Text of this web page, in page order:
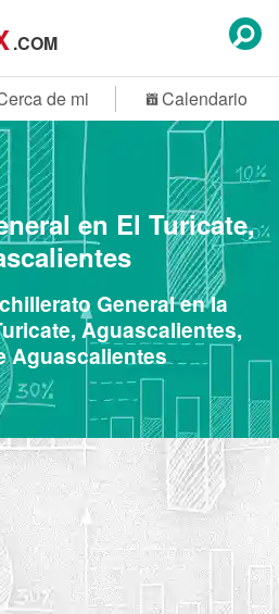
.COM
de mi Calendario
en El Turicate,
General en la
Aguascalientes,
Aguascalientes